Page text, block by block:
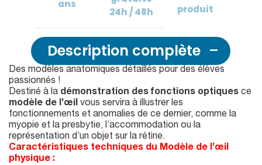
ans
24h / 48h
produit
Description complète
Des modèles anatomiques détaillés pour des élèves
passionnés !
Destiné à la démonstration des fonctions optiques ce
modèle de l’œil vous servira à illustrer les
fonctionnements et anomalies de ce dernier, comme la
myopie et la presbytie, l’accommodation ou la
représentation d’un objet sur la rétine.
Caractéristiques techniques du Modèle de l’œil
physique :